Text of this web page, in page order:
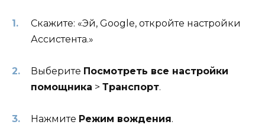
Скажите: «Эй, Google, откройте настройки
Ассистента.»
Выберите Посмотреть все настройки
помощника > Транспорт.
Нажмите Режим вождения.